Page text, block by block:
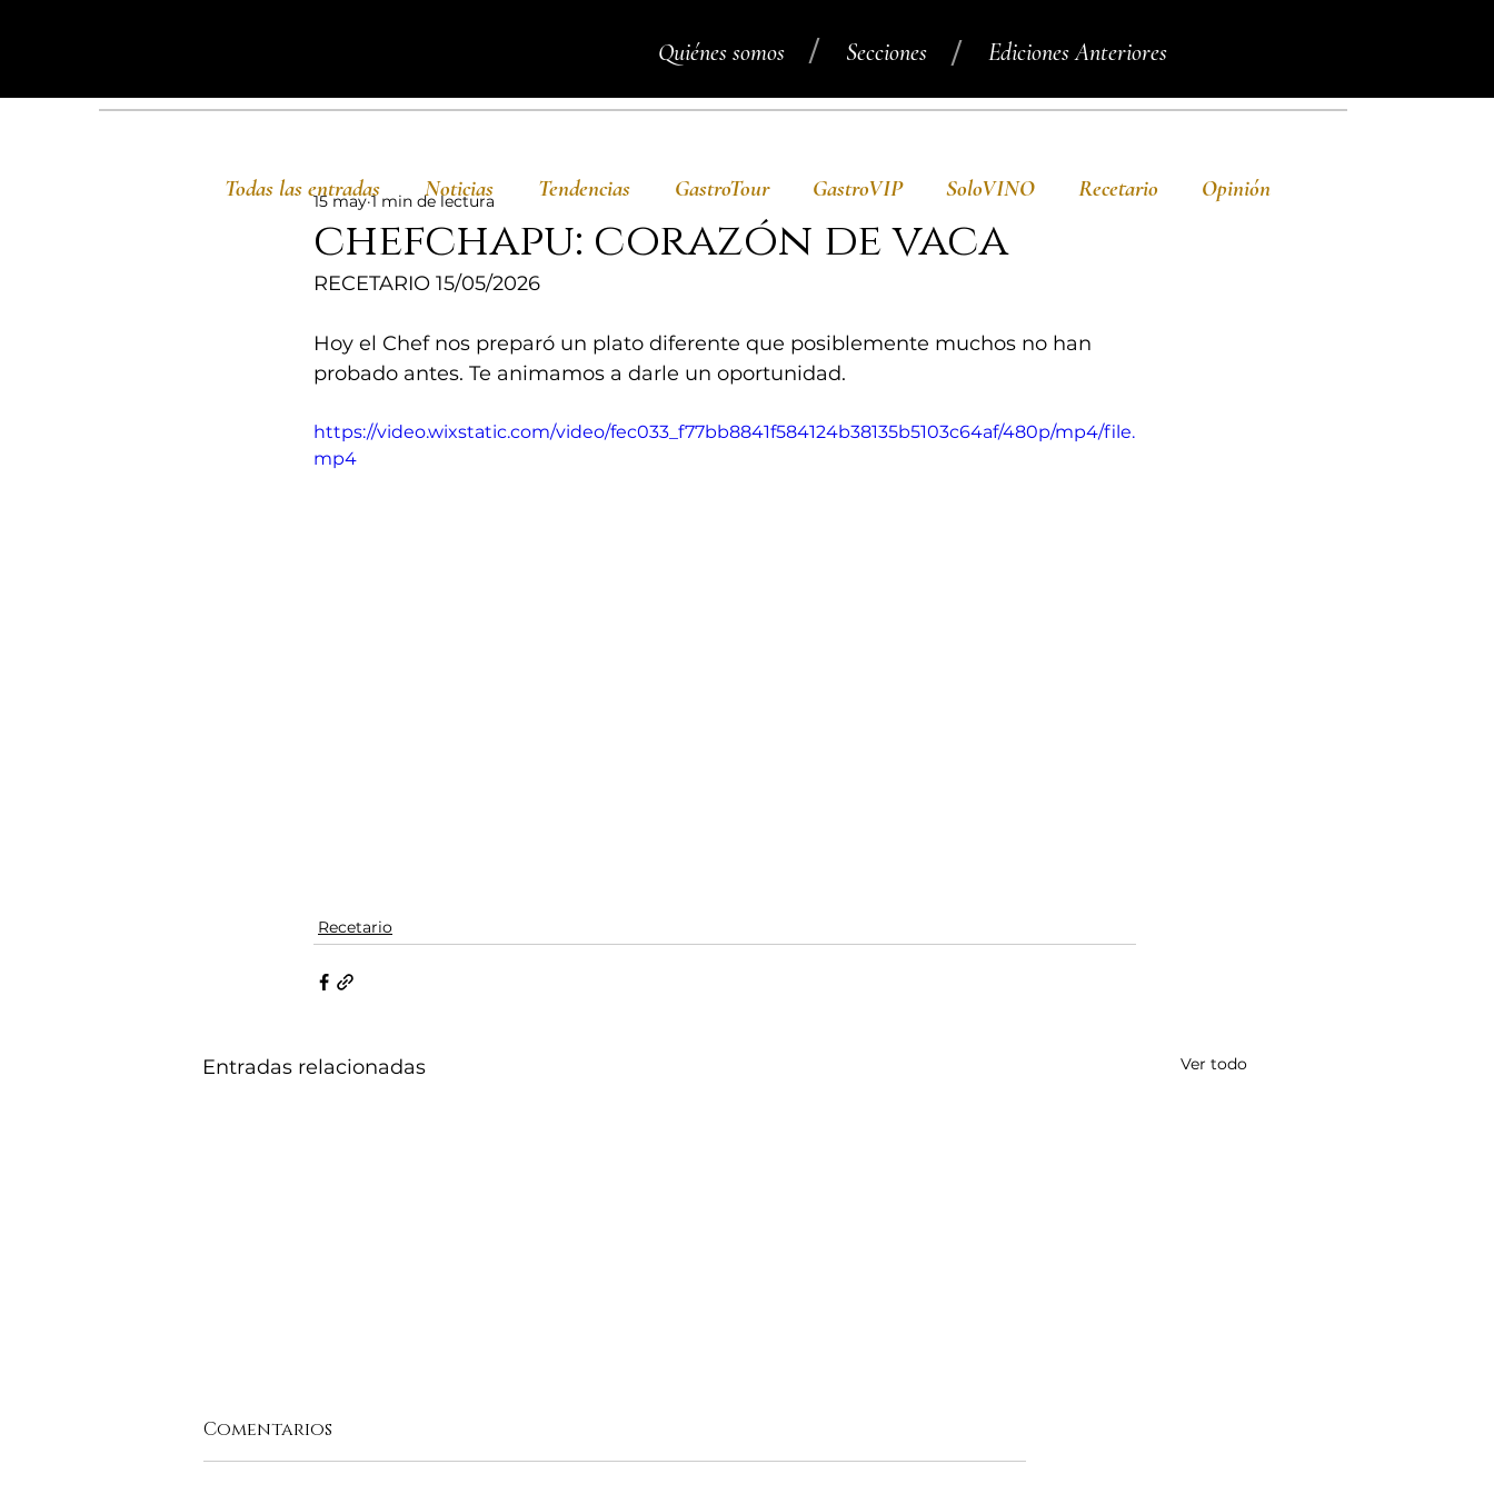
Quiénes somos Secciones Ediciones Anteriores
/ /
chefchapu: corazón de vaca
15 may 1 min de lectura
RECETARIO 15/05/2026
Hoy el Chef nos preparó un plato diferente que posiblemente muchos no han
probado antes. Te animamos a darle un oportunidad.
https://video.wixstatic.com/video/fec033_f77bb8841f584124b38135b5103c64af/480p/mp4/file.
mp4
Recetario
Entradas relacionadas Ver todo
Comentarios
Todas las entradas Noticias Tendencias GastroTour GastroVIP SoloVINO Recetario Opinión